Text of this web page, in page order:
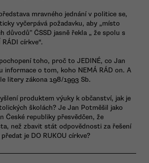
mravného jednání v politice se,
vyčerpává požadavku, aby „místo
důvodů" ČSSD jasně řekla „ že spolu s
církve“.
toho, proč to JEDINÉ, co Jan
informace o tom, koho NEMÁ RÁD on. A
litery zákona 198/1993 Sb.
produktem výuky k občanství, jak je
školách? Je Jan Potměšil jako
České republiky přesvědčen, že
než zbavit stát odpovědnosti za řešení
je DO RUKOU církve?